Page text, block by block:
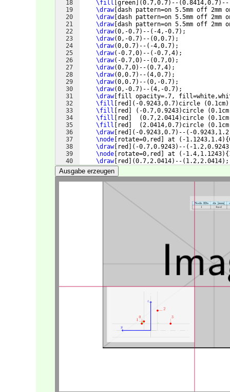
18
19
20
21
22
23
24
25
26
27
28
29
30
31
32
33
34
35
36
37
38
39
40
41
\fill green (0.7,0.7) -- (0.8414,0.7) --
\draw[ dash pattern=on 5.5mm off
\draw[ dash pattern=on 5.5mm off
\draw[ dash pattern=on 5.5mm off
\draw(0,-0.7) -- ( -4,-0.7) ;
\draw(0,-0.7) -- (0,0.7) ;
\draw(0,0.7) -- ( -4,0.7) ;
\draw( -0.7,0) -- ( -0.7,4) ;
\draw( -0.7,0) -- (0.7,0) ;
\draw(0.7,0) -- (0.7,4) ;
\draw(0,0.7) -- (4,0.7) ;
\draw(0,0.7) -- (0,-0.7) ;
\draw(0,-0.7) -- (4,-0.7) ;
\draw[ fill opacity=.7,
\fill
red ( -0.9243,0.7) circle (0.1cm)
\fill
red ( -0.7,0.9243) circle (0.1cm
\fill
red (0.7,2.0414) circle (0.1cm
\fill
red (2.0414,0.7) circle (0.1cm
\draw[ red ( -0.9243,0.7) -- ( -0.9243,1.2
\node
rotate=0,red at ( -1.1243,1.4) {
\draw[ red ( -0.7,0.9243) -- ( -1.2,0.9243
\node
rotate=0,red at ( -1.4,1.1243) {
\draw[ red (0.7,2.0414) -- ( 1.2,2.0414) ;
\node[rotate=0,red
Ausgabe erzeugen